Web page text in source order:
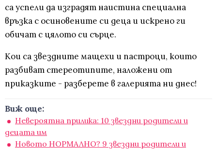
са успели да изградят наистина специална
връзка с осиновените си деца и искрено ги
обичат с цялото си сърце.
Кои са звездните мащехи и пастроци, които
разбиват стереотипите, наложени от
приказките - разберете в галерията ни днес!
Виж още:
Невероятна прилика: 10 звездни родители и
децата им
Новото НОРМАЛНО? 9 звездни родители и